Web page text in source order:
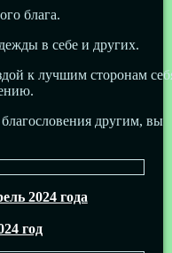
блага.
в себе и других.
к лучшим сторонам
другим, вы
2024 года
год